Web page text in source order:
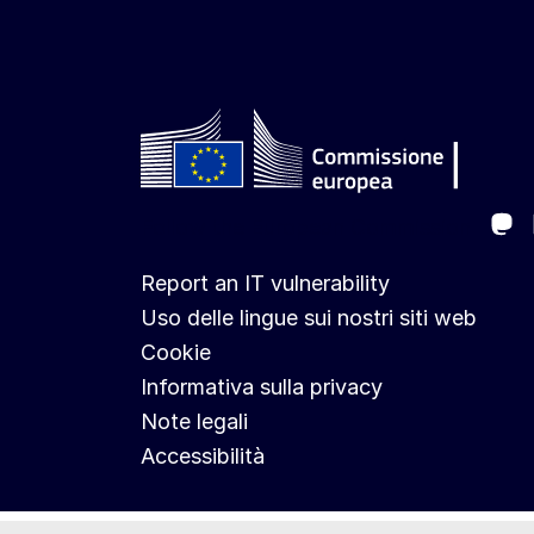
Report an IT vulnerability
Uso delle lingue sui nostri siti web
Cookie
Informativa sulla privacy
Note legali
Accessibilità